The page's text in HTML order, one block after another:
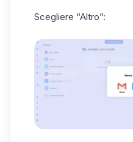
Scegliere “Altro”: